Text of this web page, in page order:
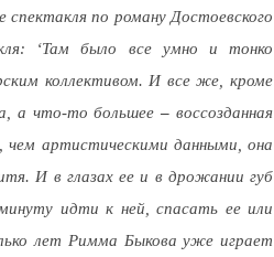
по роману Достоевского
‘Там было все умно и тонко
коллективом. И все же, кроме
а что-то большее– воссозданная
чем артистическими данными, она
И в глазах ее и в дрожании губ
идти к ней, спасать ее или
лет Римма Быкова уже играет